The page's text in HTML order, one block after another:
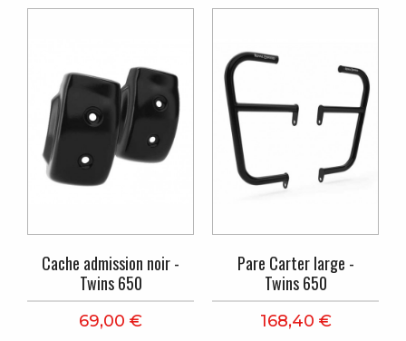
Cache admission noir -
Twins 650
69,00 €
Pare Carter large -
Twins 650
168,40 €